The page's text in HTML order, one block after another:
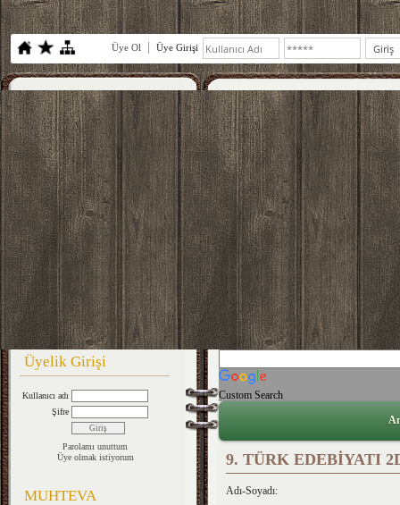
Üye Ol Üye Girişi
Üyelik Girişi
Kullanıcı adı
Şifre
Parolamı unuttum
Üye olmak istiyorum
MUHTEVA
Custom Search
9. TÜRK EDEBİYATI
Adı-